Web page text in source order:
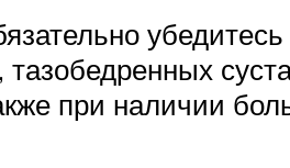
убедитесь
при наличии